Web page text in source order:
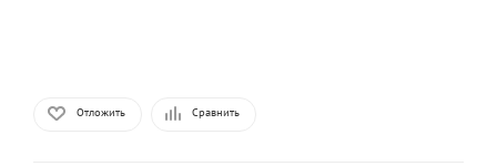
Отложить Сравнить